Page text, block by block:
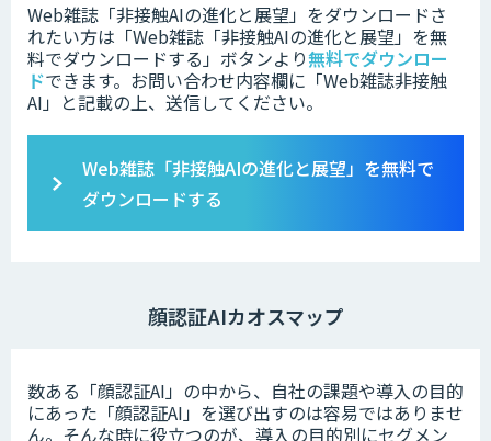
Web雑誌「非接触AIの進化と展望」をダウンロードさ
れたい方は「Web雑誌「非接触AIの進化と展望」を無
料でダウンロードする」ボタンより無料でダウンロー
ドできます。お問い合わせ内容欄に「Web雑誌非接触
AI」と記載の上、送信してください。
Web雑誌「非接触AIの進化と展望」を無料で
ダウンロードする
顔認証AIカオスマップ
数ある「顔認証AI」の中から、自社の課題や導入の目的
にあった「顔認証AI」を選び出すのは容易ではありませ
ん。そんな時に役立つのが、導入の目的別にセグメン